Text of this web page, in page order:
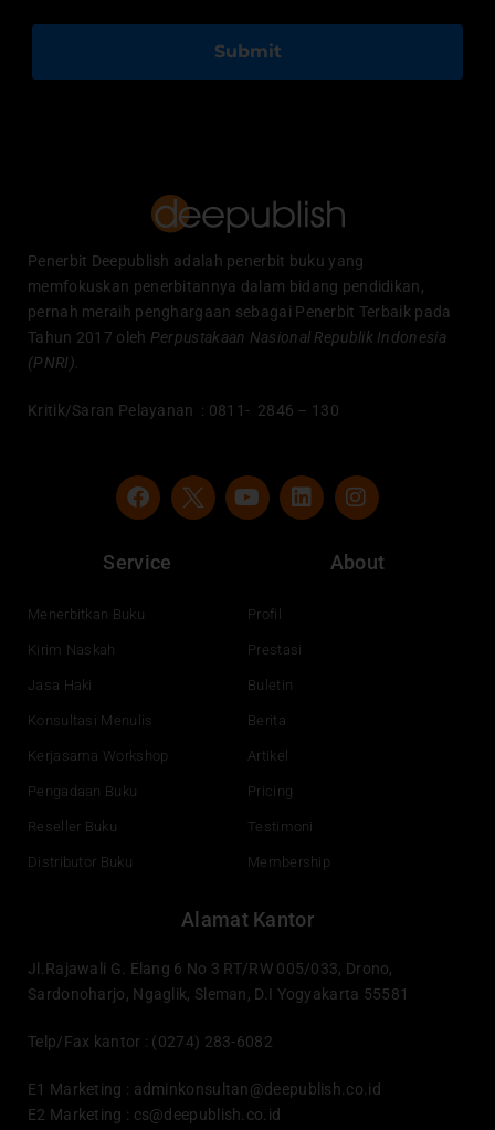
Submit
Penerbit Deepublish adalah penerbit buku yang
memfokuskan penerbitannya dalam bidang pendidikan,
pernah meraih penghargaan sebagai Penerbit Terbaik pada
Tahun 2017 oleh Perpustakaan Nasional Republik Indonesia
(PNRI).
Kritik/Saran Pelayanan : 0811- 2846 – 130
F
a
e
b
o
Y
o
e
L
i
n
I
n
t
a
Service
Menerbitkan Buku
Kirim Naskah
Jasa Haki
Konsultasi Menulis
Kerjasama Workshop
Pengadaan Buku
Reseller Buku
Distributor Buku
About
Profil
Prestasi
Buletin
Berita
Artikel
Pricing
Testimoni
Membership
Alamat Kantor
Jl.Rajawali G. Elang 6 No 3 RT/RW 005/033, Drono,
Sardonoharjo, Ngaglik, Sleman, D.I Yogyakarta 55581
Telp/Fax kantor : (0274) 283-6082
E1 Marketing : adminkonsultan@deepublish.co.id
E2 Marketing : cs@deepublish.co.id